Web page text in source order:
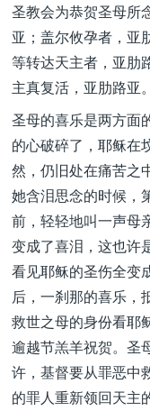
圣教会为恭贺圣母所
亚；盖尔攸孕者，亚
等转达天主者，亚肋
主真复活，亚肋路亚。
圣母的喜乐是两方面
的心破碎了，耶稣在
然，仍旧处在痛苦之
她含泪思念的时候，
前，轻轻地叫一声母
变成了喜泪，这也许
看见耶稣的圣伤全变
后，一刹那的喜乐，
救世之母的身份看耶
逾越节羔羊祝贺。圣
许，基督要从罪恶中
的罪人重新领回天主